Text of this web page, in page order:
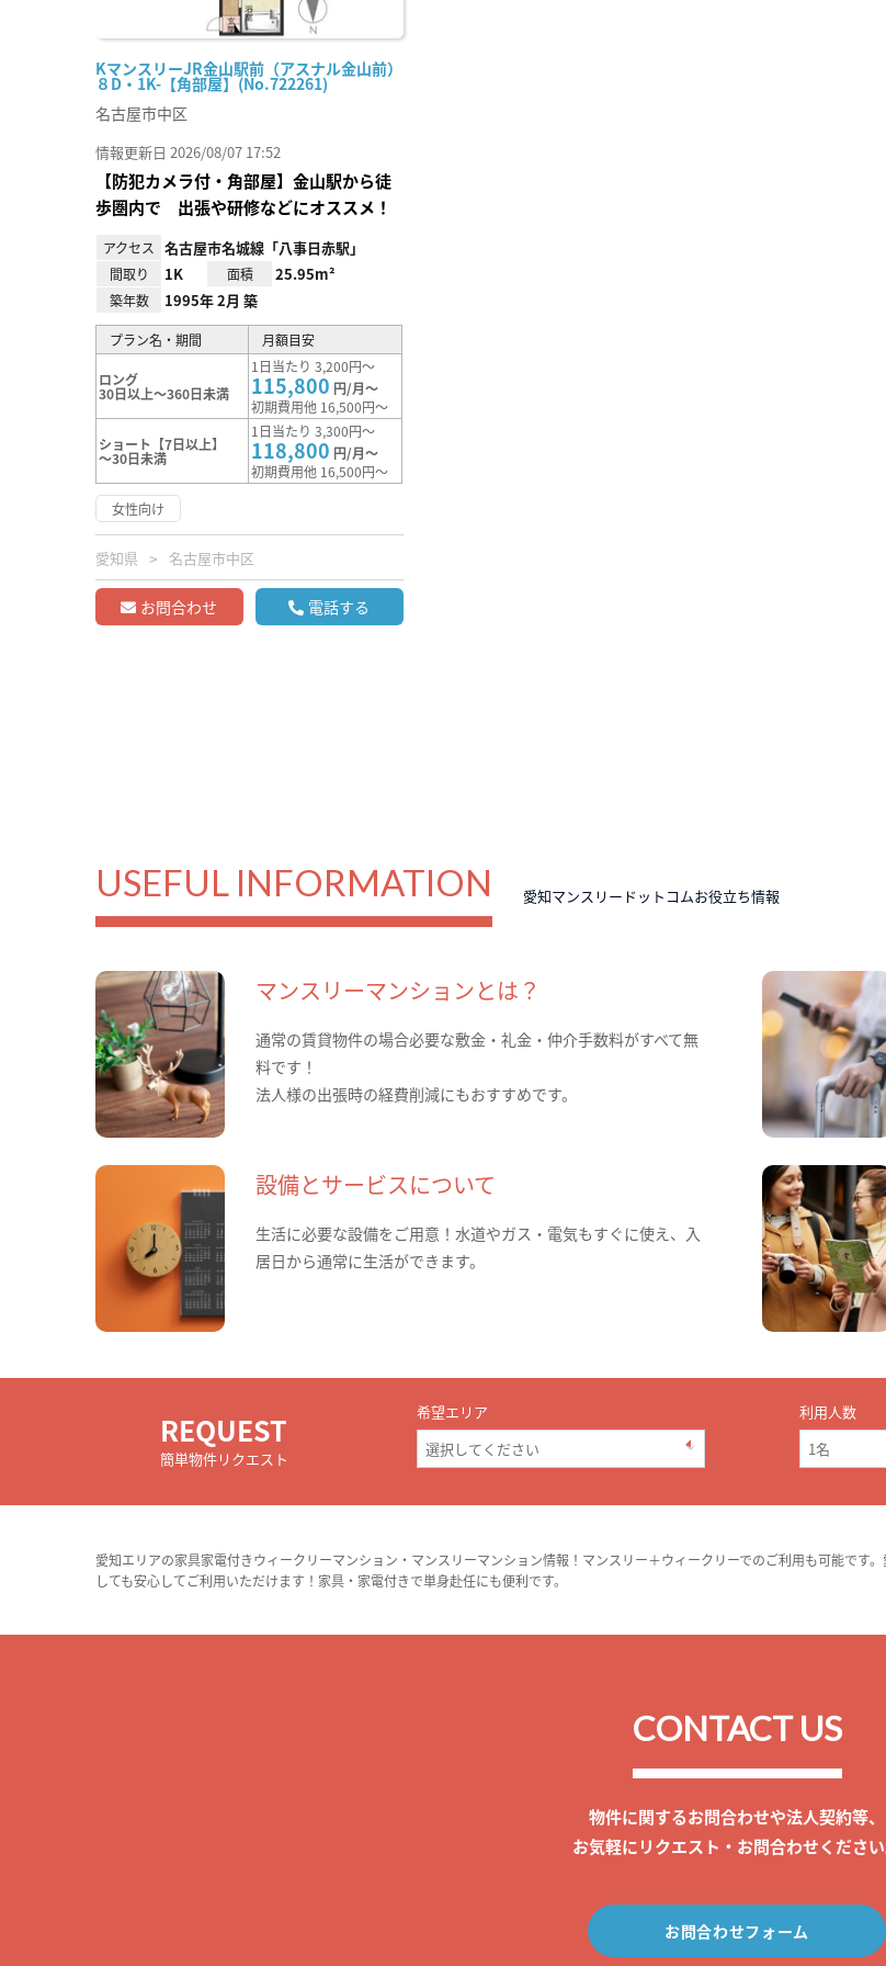
KマンスリーJR金山駅前（アスナル金山前）
８D・1K-【角部屋】(No.722261)
名古屋市中区
情報更新日 2026/08/07 17:52
【防犯カメラ付・角部屋】金山駅から徒
歩圏内で 出張や研修などにオススメ！
アクセス 名古屋市名城線「八事日赤駅」
間取り 1K 面積 25.95m²
築年数 1995年 2月 築
プラン名・期間 月額目安
ロング
30日以上～360日未満
1日当たり 3,200円～
115,800 円/月～
初期費用他 16,500円～
ショート【7日以上】
～30日未満
1日当たり 3,300円～
118,800 円/月～
初期費用他 16,500円～
女性向け
愛知県 名古屋市中区
お問合わせ 電話する
USEFUL INFORMATION 愛知マンスリードットコムお役立ち情報
マンスリーマンションとは？
通常の賃貸物件の場合必要な敷金・礼金・仲介手数料がすべて無
料です！
法人様の出張時の経費削減にもおすすめです。
設備とサービスについて
生活に必要な設備をご用意！水道やガス・電気もすぐに使え、入
居日から通常に生活ができます。
REQUEST
簡単物件リクエスト
希望エリア 利用人数
愛知エリアの家具家電付きウィークリーマンション・マンスリーマンション情報！マンスリー＋ウィークリーでのご利用も可能です
しても安心してご利用いただけます！家具・家電付きで単身赴任にも便利です。
CONTACT US
物件に関するお問合わせや法人契約等、
お気軽にリクエスト・お問合わせください
お問合わせフォーム